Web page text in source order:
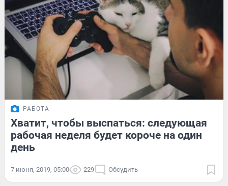
РАБОТА
Хватит, чтобы выспаться: следующая
рабочая неделя будет короче на один
день
7 июня, 2019, 05:00 229 Обсудить